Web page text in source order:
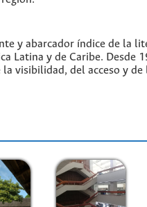
y abarcador índice de la
Latina y de Caribe. Desde
visibilidad, del acceso y de